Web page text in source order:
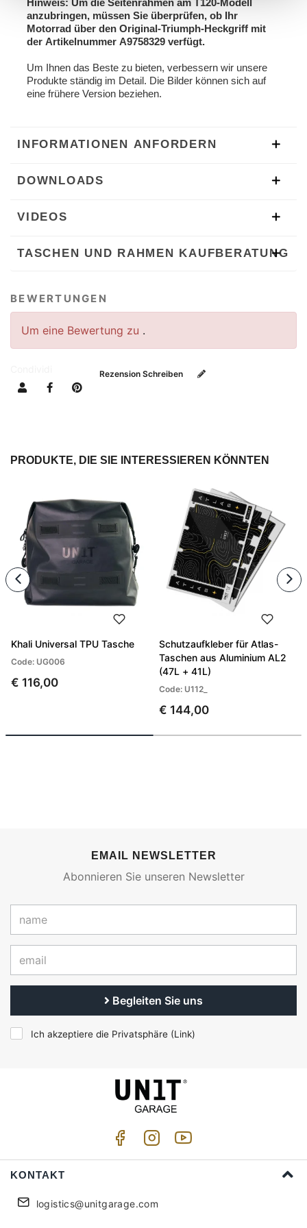
Hinweis: Um die Seitenrahmen am T120-Modell
anzubringen, müssen Sie überprüfen, ob Ihr
Motorrad über den Original-Triumph-Heckgriff mit
der Artikelnummer A9758329 verfügt.
Um Ihnen das Beste zu bieten, verbessern wir unsere
Produkte ständig im Detail. Die Bilder können sich auf
eine frühere Version beziehen.
INFORMATIONEN ANFORDERN
DOWNLOADS
VIDEOS
TASCHEN UND RAHMEN KAUFBERATUNG
BEWERTUNGEN
Um eine Bewertung zu .
Rezension Schreiben
PRODUKTE, DIE SIE INTERESSIEREN KÖNNTEN
Khali Universal TPU Tasche
Code: UG006
€ 116,00
Schutzaufkleber für Atlas-
Taschen aus Aluminium AL2
(47L + 41L)
Code: U112_
€ 144,00
EMAIL NEWSLETTER
Abonnieren Sie unseren Newsletter
Begleiten Sie uns
Ich akzeptiere die Privatsphäre (Link)
KONTAKT
logistics@unitgarage.com